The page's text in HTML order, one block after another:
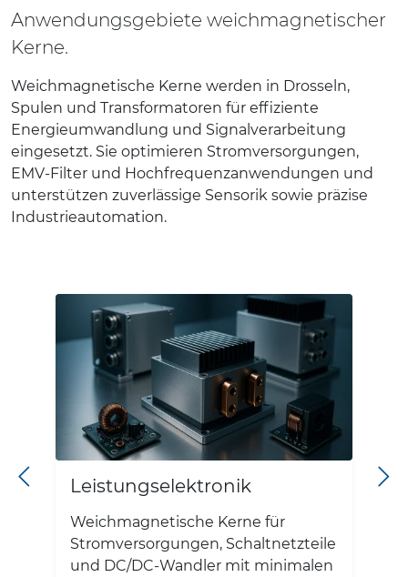
Anwendungsgebiete weichmagnetischer
Kerne.
Weichmagnetische Kerne werden in Drosseln,
Spulen und Transformatoren für effiziente
Energieumwandlung und Signalverarbeitung
eingesetzt. Sie optimieren Stromversorgungen,
EMV-Filter und Hochfrequenzanwendungen und
unterstützen zuverlässige Sensorik sowie präzise
Industrieautomation.
Leistungselektronik
Weichmagnetische Kerne für
Stromversorgungen, Schaltnetzteile
und DC/DC-Wandler mit minimalen